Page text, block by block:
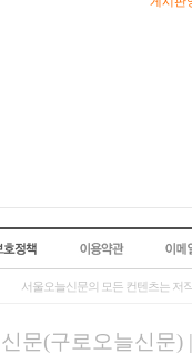
서울오늘신문의 모든 컨텐츠는 저
문(구로오늘신문)